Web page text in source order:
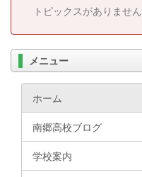
トピックスがありません
メニュー
ホーム
南郷高校ブログ
学校案内